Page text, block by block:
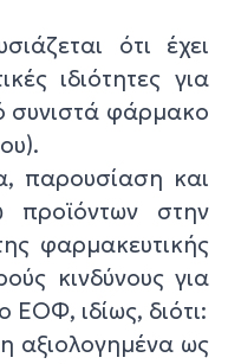
ότι έχει
ιδιότητες για
συνιστά φάρμακο
παρουσίαση και
στην
φαρμακευτικής
κινδύνους για
ΕΟΦ, ιδίως, διότι:
αξιολογημένα ως